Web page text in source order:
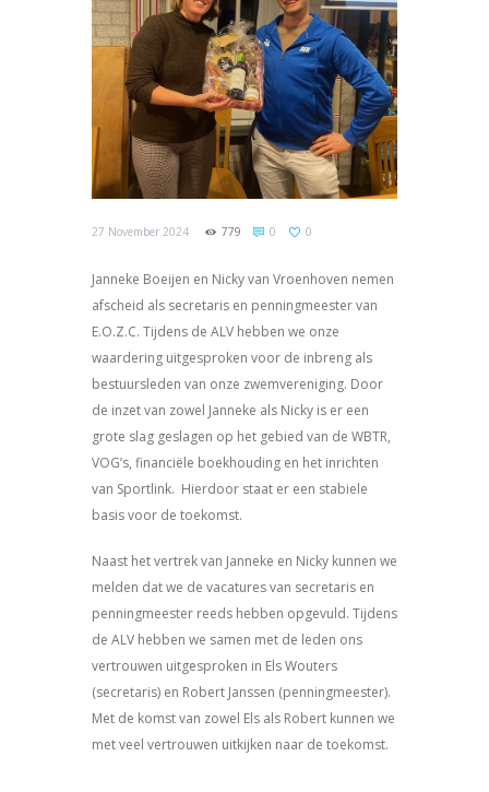
27 November 2024 779 0 0
Janneke Boeijen en Nicky van Vroenhoven nemen
afscheid als secretaris en penningmeester van
E.O.Z.C. Tijdens de ALV hebben we onze
waardering uitgesproken voor de inbreng als
bestuursleden van onze zwemvereniging. Door
de inzet van zowel Janneke als Nicky is er een
grote slag geslagen op het gebied van de WBTR,
VOG’s, financiële boekhouding en het inrichten
van Sportlink. Hierdoor staat er een stabiele
basis voor de toekomst.
Naast het vertrek van Janneke en Nicky kunnen we
melden dat we de vacatures van secretaris en
penningmeester reeds hebben opgevuld. Tijdens
de ALV hebben we samen met de leden ons
vertrouwen uitgesproken in Els Wouters
(secretaris) en Robert Janssen (penningmeester).
Met de komst van zowel Els als Robert kunnen we
met veel vertrouwen uitkijken naar de toekomst.